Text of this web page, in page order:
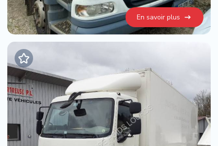
En savoir plus